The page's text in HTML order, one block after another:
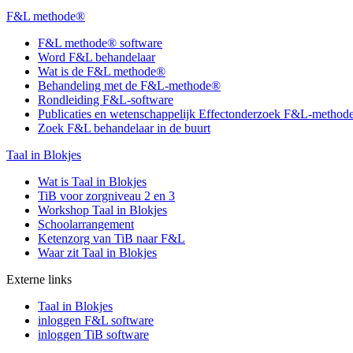
F&L methode®
F&L methode® software
Word F&L behandelaar
Wat is de F&L methode®
Behandeling met de F&L-methode®
Rondleiding F&L-software
Publicaties en wetenschappelijk Effectonderzoek F&L-
Zoek F&L behandelaar in de buurt
Taal in Blokjes
Wat is Taal in Blokjes
TiB voor zorgniveau 2 en 3
Workshop Taal in Blokjes
Schoolarrangement
Ketenzorg van TiB naar F&L
Waar zit Taal in Blokjes
Externe links
Taal in Blokjes
inloggen F&L software
inloggen TiB software